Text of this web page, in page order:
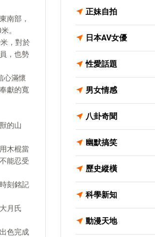
南部，
。
，對於
，也勢
心滿懷
獻的寬
的山
木棍當
能忍受
刻銘記
月氏
色完成
正妹自拍
日本AV女優
性愛話題
男女情感
八卦奇聞
幽默搞笑
歷史縱橫
科學新知
動漫天地